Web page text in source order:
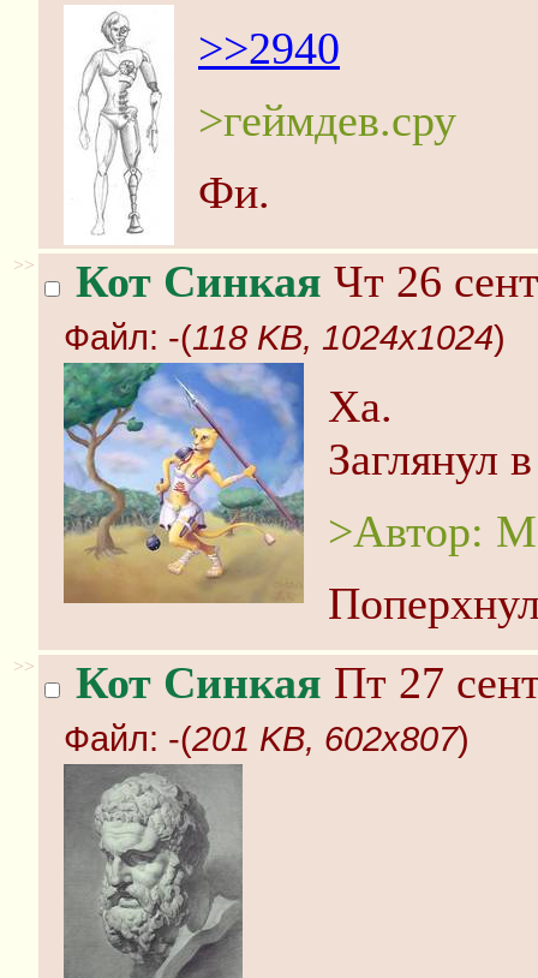
>>2940
>геймдев.сру
Фи.
>> Кот Синкая Чт 26
Файл: -(118 KB, 1024x1024)
Ха.
Заглянул
>Автор:
>> Кот Синкая Пт 27
Файл: -(201 KB, 602x807)